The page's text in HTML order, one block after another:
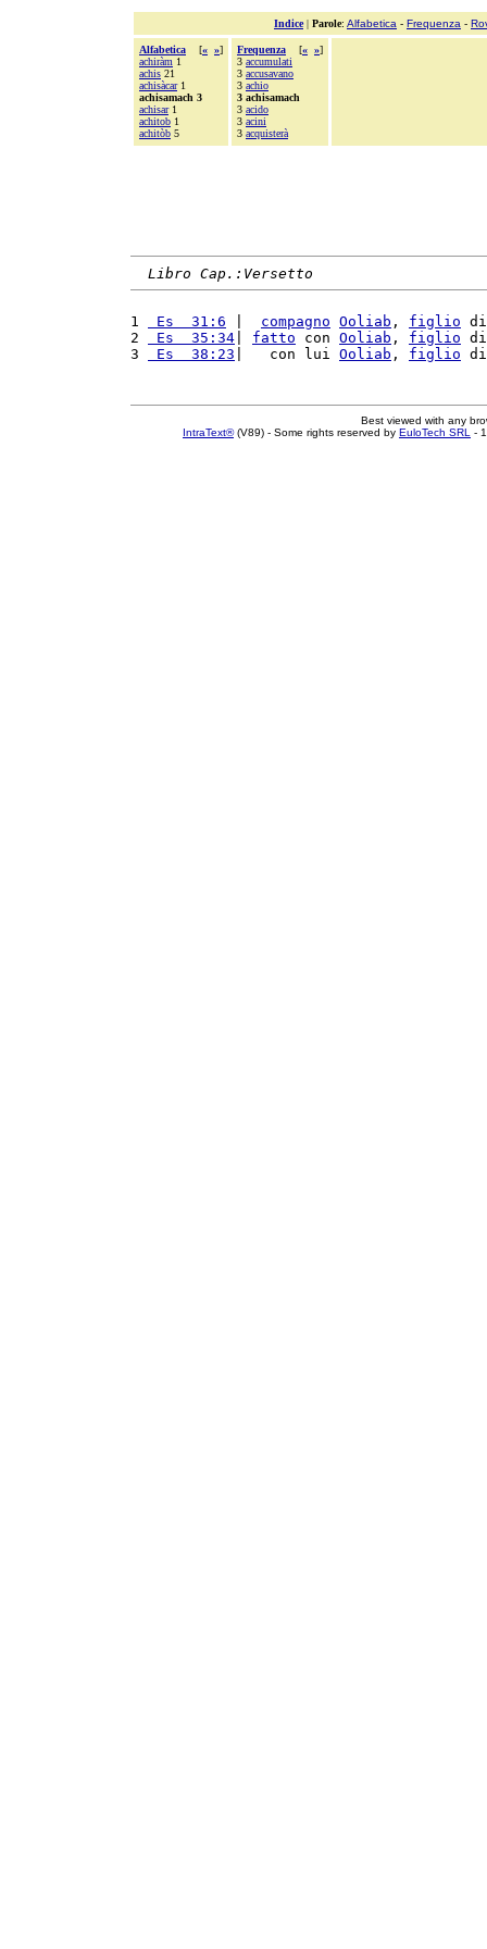
Indice| Parole: Alfabetica - Frequenza -
Alfabetica [« »]
achiràm 1
achis 21
achisàcar1
achisamach 3
achisar1
achitob 1
achitòb 5
Frequenza [« »]
3 accumulati
3 accusavano
3 achio
3 achisamach
3 acido
3 acini
3 acquisterà
Libro Cap.:Versetto
1 Es  31:6 compagno Ooliab , figlio
2
Es  35:34 fatto con Ooliab , figlio
3
Es  38:23 |   con lui Ooliab , figlio
Best viewed with any
IntraText®(V89) - Some rights reserved by EuloTech SRL -